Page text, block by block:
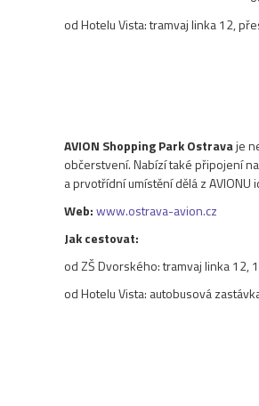
od Hotelu Vista: tramvaj linka 12,
AVION Shopping Park Ostravaje
občerstvení. Nabízí také připojení
a prvotřídní umístění dělá z
Web:www.ostrava-avion.cz
Jak cestovat:
od ZŠ Dvorského: tramvaj linka 12,
od Hotelu Vista: autobusová